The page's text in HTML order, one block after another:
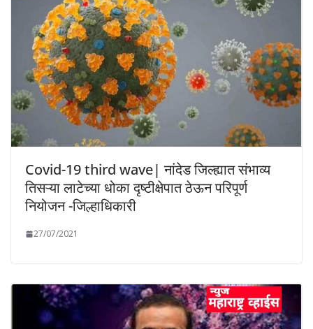
Covid-19 third wave| नांदेड जिल्ह्यात संभाव्य
तिसऱ्या लाटेच्या धोका दृष्टीक्षेपात ठेऊन परिपूर्ण
नियोजन -जिल्हाधिकारी
27/07/2021